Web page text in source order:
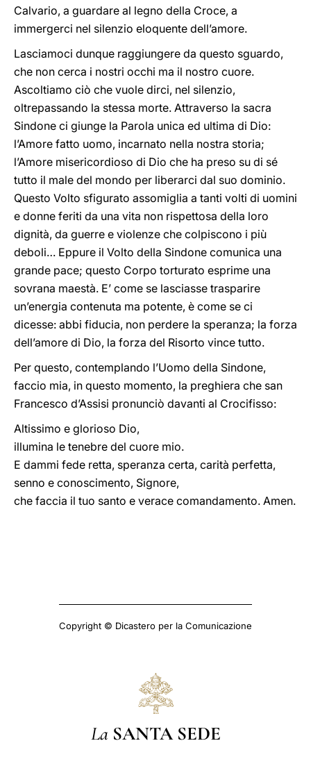
Calvario, a guardare al legno della Croce, a
immergerci nel silenzio eloquente dell’amore.
Lasciamoci dunque raggiungere da questo sguardo,
che non cerca i nostri occhi ma il nostro cuore.
Ascoltiamo ciò che vuole dirci, nel silenzio,
oltrepassando la stessa morte. Attraverso la sacra
Sindone ci giunge la Parola unica ed ultima di Dio:
l’Amore fatto uomo, incarnato nella nostra storia;
l’Amore misericordioso di Dio che ha preso su di sé
tutto il male del mondo per liberarci dal suo dominio.
Questo Volto sfigurato assomiglia a tanti volti di uomini
e donne feriti da una vita non rispettosa della loro
dignità, da guerre e violenze che colpiscono i più
deboli… Eppure il Volto della Sindone comunica una
grande pace; questo Corpo torturato esprime una
sovrana maestà. E’ come se lasciasse trasparire
un’energia contenuta ma potente, è come se ci
dicesse: abbi fiducia, non perdere la speranza; la forza
dell’amore di Dio, la forza del Risorto vince tutto.
Per questo, contemplando l’Uomo della Sindone,
faccio mia, in questo momento, la preghiera che san
Francesco d’Assisi pronunciò davanti al Crocifisso:
Altissimo e glorioso Dio,
illumina le tenebre del cuore mio.
E dammi fede retta, speranza certa, carità perfetta,
senno e conoscimento, Signore,
che faccia il tuo santo e verace comandamento. Amen.
Copyright © Dicastero per la Comunicazione
La SANTA SEDE